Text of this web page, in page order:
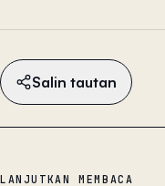
Salin tautan
LANJUTKAN MEMBACA